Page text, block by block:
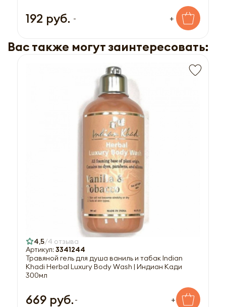
192 руб. - +
Вас также могут заинтересовать:
4,5 4 отзыва
Артикул: 3341244
Травяной гель для душа ваниль и табак Indian
Khadi Herbal Luxury Body Wash | Индиан Кади
300мл
669 руб. - +